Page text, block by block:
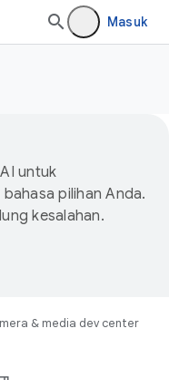
Masuk
untuk
pilihan Anda.
kesalahan.
& media dev center